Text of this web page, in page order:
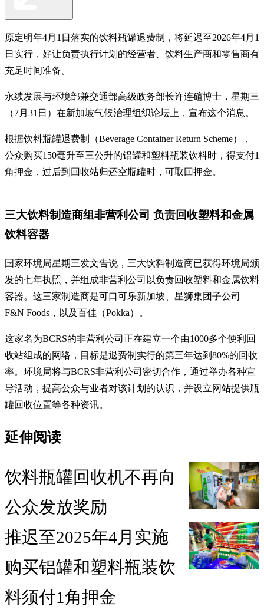
原定明年4月1日落实的饮料瓶罐退费制，将延迟至2026年4月1
日实行，好让负责执行计划的经营者、饮料生产商和零售商有
充足时间准备。
永续发展与环境部兼交通部高级政务部长许连碹博士，星期三
（7月31日）在新加坡气候治理组织论坛上，宣布这个消息。
根据饮料瓶罐退费制（Beverage Container Return Scheme），
公众购买150毫升至三公升的铝罐和塑料瓶装饮料时，得支付1
角押金，过后到回收站归还空瓶罐时，可取回押金。
三大饮料制造商组非营利公司 负责回收塑料和金属
饮料容器
国家环境局星期三发文告说，三大饮料制造商已获得环境局颁
发的七年执照，并组成非营利公司以负责回收塑料和金属饮料
容器。这三家制造商是可口可乐新加坡、星狮集团子公司
F&N Foods，以及百佳（Pokka）。
这家名为BCRS的非营利公司正在建立一个由1000多个便利回
收站组成的网络，目标是退费制实行的第三年达到80%的回收
率。环境局将与BCRS非营利公司密切合作，通过举办各种宣
导活动，提高公众与业者对该计划的认识，并设立网站提供瓶
罐回收位置等各种资讯。
延伸阅读
饮料瓶罐回收机不再向
公众发放奖励
推迟至2025年4月实施
购买铝罐和塑料瓶装饮
料须付1角押金